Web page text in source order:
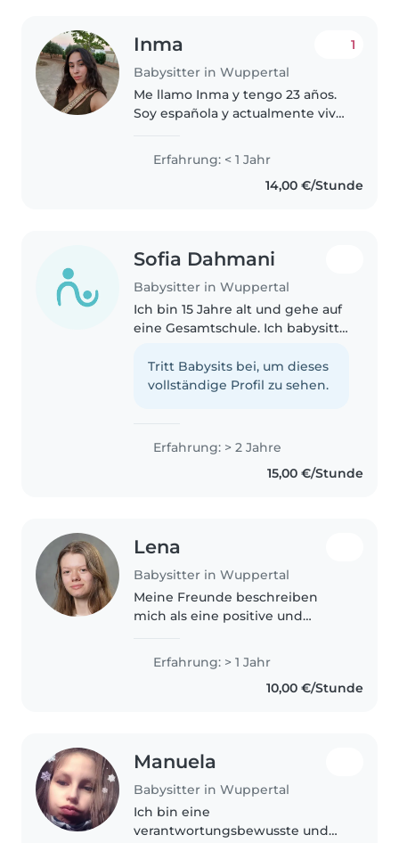
Inma
Babysitter in Wuppertal
1
Me llamo Inma y tengo 23 años.
Soy española y actualmente vivo
muy poco alemán y también un
poco de inglés). Soy pedagoga y
busco un trabajo en el que..
Erfahrung: < 1 Jahr
14,00 €/Stunde
Sofia Dahmani
Babysitter in Wuppertal
Ich bin 15 Jahre alt und gehe auf
eine Gesamtschule. Ich babysitte
schon viel Erfahrung mit ihnen
habe. Ich habe einen kleinen
Tritt Babysits bei, um dieses
vollständige Profil zu sehen.
Erfahrung: > 2 Jahre
15,00 €/Stunde
Lena
Babysitter in Wuppertal
Meine Freunde beschreiben
mich als eine positive und
Schule helfe ich in der
internationalen Klasse aus,
wobei es zu meinen Aufgaben
Erfahrung: > 1 Jahr
10,00 €/Stunde
Manuela
Babysitter in Wuppertal
Ich bin eine
verantwortungsbewusste und